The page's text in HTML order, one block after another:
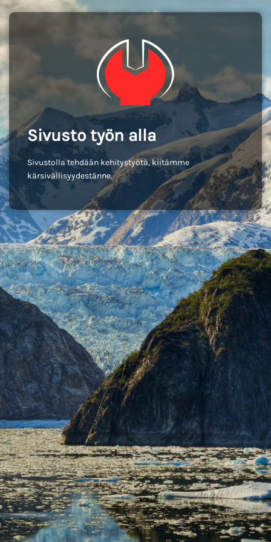
Sivusto työn alla
Sivustolla tehdään kehitystyötä, kiitämme
kärsivällisyydestänne.